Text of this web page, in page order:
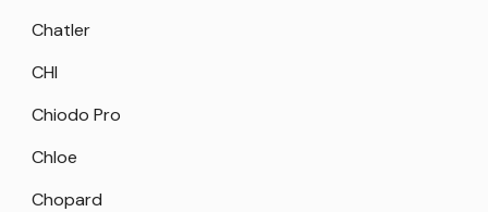
Chatler
CHI
Chiodo Pro
Chloe
Chopard